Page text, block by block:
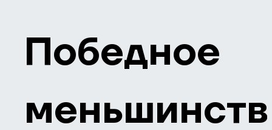
Победное